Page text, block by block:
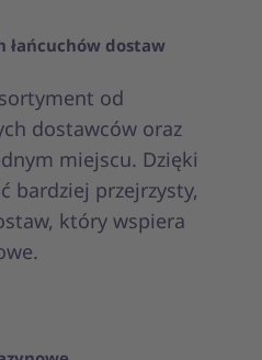
łańcuchów dostaw
od
dostawców oraz
miejscu. Dzięki
bardziej przejrzysty,
który wspiera